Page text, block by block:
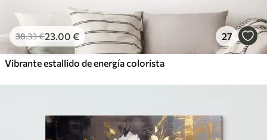
38.33€23.00 € 27
Vibrante estallido de energía colorista